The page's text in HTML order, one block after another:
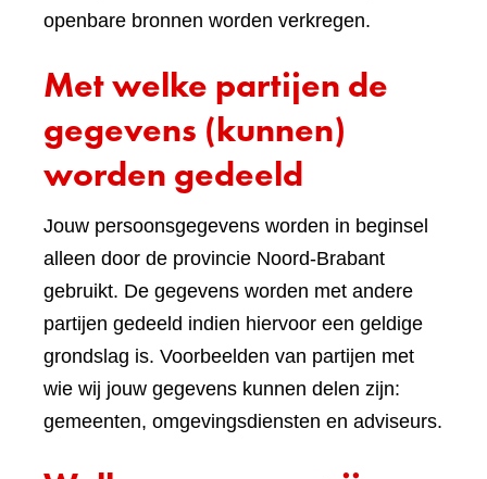
openbare bronnen worden verkregen.
Met welke partijen de
gegevens (kunnen)
worden gedeeld
Jouw persoonsgegevens worden in beginsel
alleen door de provincie Noord-Brabant
gebruikt. De gegevens worden met andere
partijen gedeeld indien hiervoor een geldige
grondslag is. Voorbeelden van partijen met
wie wij jouw gegevens kunnen delen zijn:
gemeenten, omgevingsdiensten en adviseurs.